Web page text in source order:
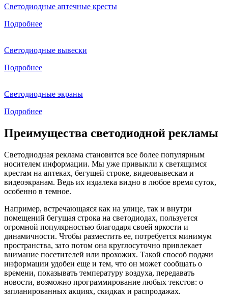
Светодиодные аптечные кресты
Подробнее
Светодиодные вывески
Подробнее
Светодиодные экраны
Подробнее
Преимущества светодиодной рекламы
Светодиодная реклама становится все более популярным
носителем информации. Мы уже привыкли к светящимся
крестам на аптеках, бегущей строке, видеовывескам и
видеоэкранам. Ведь их издалека видно в любое время суток,
особенно в темное.
Например, встречающаяся как на улице, так и внутри
помещений бегущая строка на светодиодах, пользуется
огромной популярностью благодаря своей яркости и
динамичности. Чтобы разместить ее, потребуется минимум
пространства, зато потом она круглосуточно привлекает
внимание посетителей или прохожих. Такой способ подачи
информации удобен еще и тем, что он может сообщать о
времени, показывать температуру воздуха, передавать
новости, возможно программирование любых текстов: о
запланированных акциях, скидках и распродажах.